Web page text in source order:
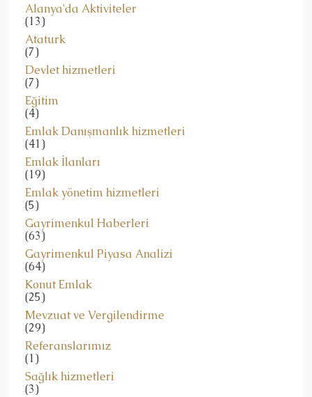
Alanya'da Aktiviteler
(13)
Ataturk
(7)
Devlet hizmetleri
(7)
Eğitim
(4)
Emlak Danışmanlık hizmetleri
(41)
Emlak İlanları
(19)
Emlak yönetim hizmetleri
(5)
Gayrimenkul Haberleri
(63)
Gayrimenkul Piyasa Analizi
(64)
Konut Emlak
(25)
Mevzuat ve Vergilendirme
(29)
Referanslarımız
(1)
Sağlık hizmetleri
(3)